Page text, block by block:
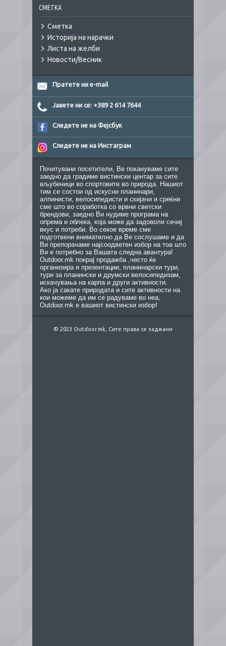
СМЕТКА
Сметка
Историја на нарачки
Листа на желби
Новости/Весник
Пратете ни e-mail
Јавете ни се: +389 2 614 7644
Следете не на Фејсбук
Следете не на Инстаграм
Почитувани посетители, Ве покануваме сите
заедно да градиме вистински центар за сите
вљубеници во спортовите во природа. Нашиот
тим се состои од искусни планинари,
алпинисти, велосипедисти и скијачи и среќни
сме што во соработка со врвни светски
брендови, заедно Ви нудиме програма на
опрема и облека, која може да задоволи сечиј
вкус и потреби. Во секое време сме
подготвени внимателно да Ве сослушаме и да
Ви препорачаме најсоодветен избор на тоа што
Ви е потребно за Вашата следна авантура!
Outdoor.mk покрај продажба ,често ќе
организира и презентации, планинарски тури,
тури за планински и друмски велосипедизам,
искачувања на карпа и други активности.
Ако ја сакате природата и сите активности на
кои можеме да им се радуваме во неа,
Outdoor.mk е вашиот вистински избор!
© 2023 Outdoor.mk, Сите права се заджани